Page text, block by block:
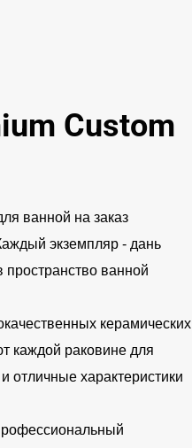
Custom
ванной на заказ
экземпляр - дань
пространство ванной
керамических
каждой раковине для
отличные характеристики